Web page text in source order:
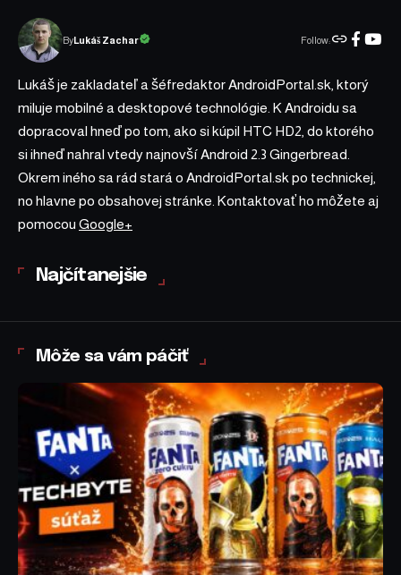
ByLukáš Zachar Follow:
Lukáš je zakladateľ a šéfredaktor AndroidPortal.sk, ktorý
miluje mobilné a desktopové technológie. K Androidu sa
dopracoval hneď po tom, ako si kúpil HTC HD2, do ktorého
si ihneď nahral vtedy najnovší Android 2.3 Gingerbread.
Okrem iného sa rád stará o AndroidPortal.sk po technickej,
no hlavne po obsahovej stránke. Kontaktovať ho môžete aj
pomocou Google+
Najčítanejšie
Môže sa vám páčiť